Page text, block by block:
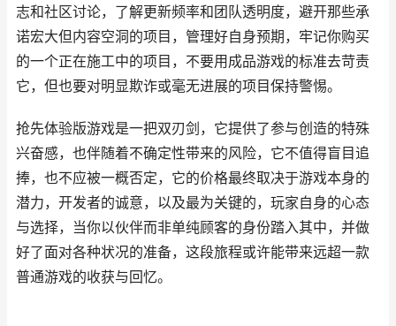
志和社区讨论，了解更新频率和团队透明度，避开那些承
诺宏大但内容空洞的项目，管理好自身预期，牢记你购买
的一个正在施工中的项目，不要用成品游戏的标准去苛责
它，但也要对明显欺诈或毫无进展的项目保持警惕。
抢先体验版游戏是一把双刃剑，它提供了参与创造的特殊
兴奋感，也伴随着不确定性带来的风险，它不值得盲目追
捧，也不应被一概否定，它的价格最终取决于游戏本身的
潜力，开发者的诚意，以及最为关键的，玩家自身的心态
与选择，当你以伙伴而非单纯顾客的身份踏入其中，并做
好了面对各种状况的准备，这段旅程或许能带来远超一款
普通游戏的收获与回忆。